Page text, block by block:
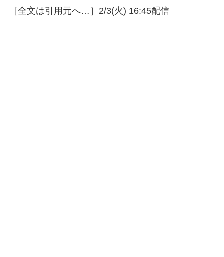
［全文は引用元へ…］2/3(火) 16:45配信